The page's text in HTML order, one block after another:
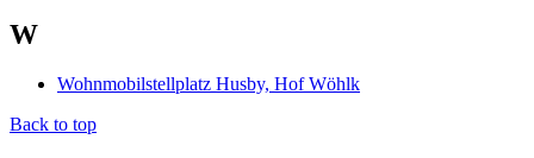
W
Wohnmobilstellplatz Husby, Hof Wöhlk
Back to top